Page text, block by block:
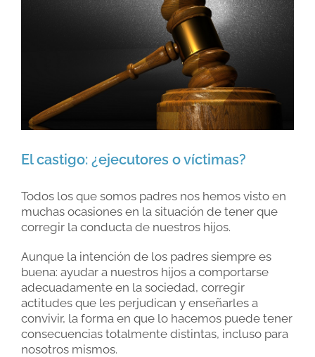
El castigo: ¿ejecutores o víctimas?
Todos los que somos padres nos hemos visto en
muchas ocasiones en la situación de tener que
corregir la conducta de nuestros hijos.
Aunque la intención de los padres siempre es
buena: ayudar a nuestros hijos a comportarse
adecuadamente en la sociedad, corregir
actitudes que les perjudican y enseñarles a
convivir, la forma en que lo hacemos puede tener
consecuencias totalmente distintas, incluso para
nosotros mismos.